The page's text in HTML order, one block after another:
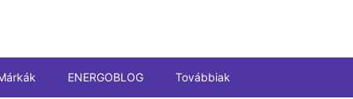
ENERGOBLOG Továbbiak